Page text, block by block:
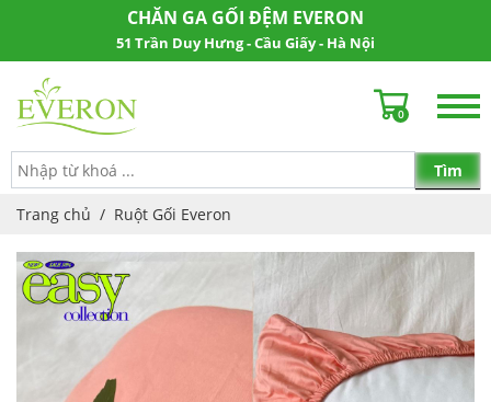
CHĂN GA GỐI ĐỆM EVERON
51 Trần Duy Hưng - Cầu Giấy - Hà Nội
0
Trang chủ / Ruột Gối Everon